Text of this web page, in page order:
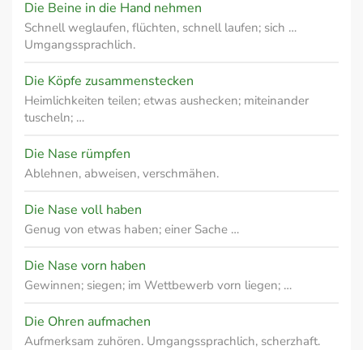
Die Beine in die Hand nehmen
Schnell weglaufen, flüchten, schnell laufen; sich …
Umgangssprachlich.
Die Köpfe zusammenstecken
Heimlichkeiten teilen; etwas aushecken; miteinander
tuscheln; …
Die Nase rümpfen
Ablehnen, abweisen, verschmähen.
Die Nase voll haben
Genug von etwas haben; einer Sache …
Die Nase vorn haben
Gewinnen; siegen; im Wettbewerb vorn liegen; …
Die Ohren aufmachen
Aufmerksam zuhören. Umgangssprachlich, scherzhaft.